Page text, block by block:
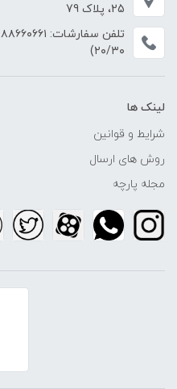
25، پلاک 79
تلفن سفارشات: ۸۸۶۶۰۶۶۱-۰۲۱
۲۰/۳۰)
لینک ها
شرایط و قوانین
روش های ارسال
مجله پارچه